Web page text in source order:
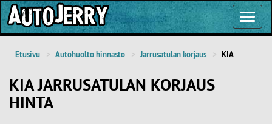
Etusivu Autohuolto hinnasto Jarrusatulan korjaus KIA
KIA JARRUSATULAN KORJAUS
HINTA